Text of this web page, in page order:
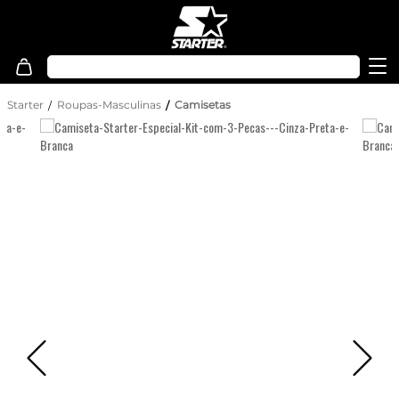
Starter Roupas-Masculinas Camisetas